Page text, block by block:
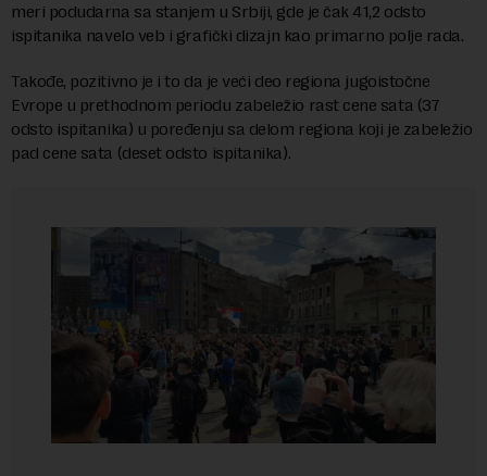
meri podudarna sa stanjem u Srbiji, gde je čak 41,2 odsto
ispitanika navelo veb i grafički dizajn kao primarno polje rada.
Takođe, pozitivno je i to da je veći deo regiona jugoistočne
Evrope u prethodnom periodu zabeležio rast cene sata (37
odsto ispitanika) u poređenju sa delom regiona koji je zabeležio
pad cene sata (deset odsto ispitanika).